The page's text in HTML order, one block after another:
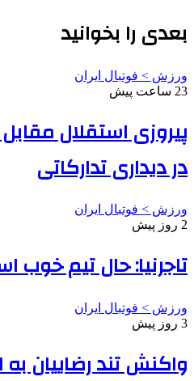
بعدی را بخوانید
ورزش > فوتبال ایران
23 ساعت پیش
پیروزی استقلال
در دیداری تدارکاتی
ورزش > فوتبال ایران
2 روز پیش
تاجرنیا: حال تیم خوب
ورزش > فوتبال ایران
3 روز پیش
واکنش تند رضاییان